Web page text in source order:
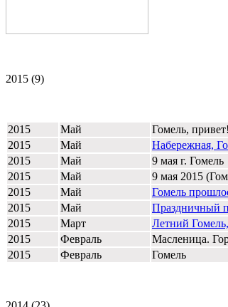
2015 (9)
2015 Май Гомель, привет!
2015
Май Набережная,
2015
Май 9 мая г. Гомель
2015
Май 9 мая 2015
2015
Май Гомель
2015
Май Праздничный
2015
Март Летний
2015
Февраль Масленица.
2015
Февраль Гомель